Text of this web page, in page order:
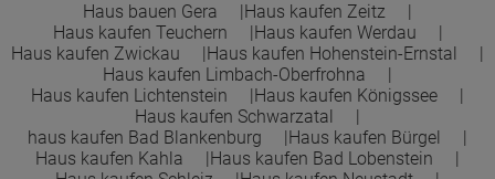
Town &Country Haus Lizenzgeber GmbH
Haus bauen Gera
Haus kaufen Zeitz
Haus kaufen Teuchern
Haus kaufen Werdau
Haus kaufen Zwickau
Haus kaufen Hohenstein-Ernstal
Haus kaufen Limbach-Oberfrohna
Haus kaufen Lichtenstein
Haus kaufen Königssee
Haus kaufen Schwarzatal
haus kaufen Bad Blankenburg
Haus kaufen Bürgel
Haus kaufen Kahla
Haus kaufen Bad Lobenstein